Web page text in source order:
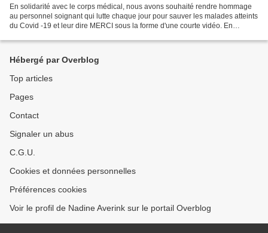
En solidarité avec le corps médical, nous avons souhaité rendre hommage
au personnel soignant qui lutte chaque jour pour sauver les malades atteints
du Covid -19 et leur dire MERCI sous la forme d'une courte vidéo. En
Hébergé par Overblog
Top articles
Pages
Contact
Signaler un abus
C.G.U.
Cookies et données personnelles
Préférences cookies
Voir le profil de Nadine Averink sur le portail Overblog